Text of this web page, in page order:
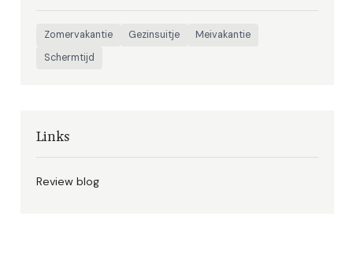
Zomervakantie Gezinsuitje
Meivakantie
Schermtijd
Links
Review blog